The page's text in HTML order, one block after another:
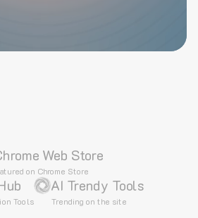
Web Store
on Chrome Store
Tools
AI Trendy Tools
Trending on the site